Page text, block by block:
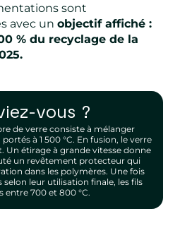
sont
avec un objectif affiché :
% du recyclage de la
vous ?
de verre consiste à mélanger
à 1 500 °C. En fusion, le verre
Un étirage à grande vitesse donne
un revêtement protecteur qui
dans les polymères. Une fois
selon leur utilisation finale, les fils
entre 700 et 800 °C.